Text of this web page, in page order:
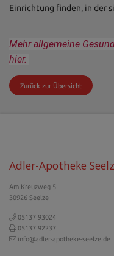
Zurück zur Übersicht
Einrichtung finden, in der
Mehr allgemeine
hier.
Adler-Apotheke
Am Kreuzweg 5
30926 Seelze
05137 93024
05137 92237
info@adler-apotheke-seelze.de